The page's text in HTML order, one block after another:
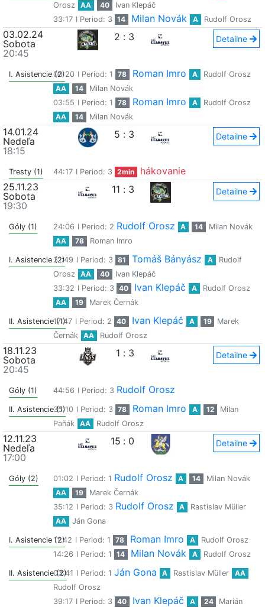
Orosz
AA 40
Ivan Klepáč
33:17 I Period: 3 14 Milan Novák A Rudolf Orosz
03.02.24
Sobota
20:45
2 : 3 Detailne
I. Asistencie (2)00:20 I Period: 1 78 Roman Imro A
Rudolf Orosz
AA
14
Milan Novák
03:55 I Period: 1 78 Roman Imro A
Rudolf Orosz
AA
14 Milan Novák
14.01.24
Nedeľa
18:15
5 : 3 Detailne
Tresty (1) 44:17 I Period: 3 2min
hákovanie
25.11.23
Sobota
19:30
11 : 3 Detailne
Góly (1) 24:06 I Period: 2 Rudolf Orosz A 14
Milan Novák
AA
78 Roman Imro
I. Asistencie (2)
31:49 I Period: 3 81 Tomáš Bányász A
Rudolf
Orosz
AA 40
Ivan Klepáč
33:32 I Period: 3 40 Ivan Klepáč A
Rudolf Orosz
AA
19 Marek Černák
II. Asistencie (1)
17:47 I Period: 2 40 Ivan Klepáč A 19
Marek
Černák
AA Rudolf Orosz
18.11.23
Sobota
20:45
1 : 3 Detailne
Góly (1) 44:56 I Period: 3 Rudolf Orosz
II. Asistencie (1)
35:10 I Period: 3 78 Roman Imro A 12
Milan
Paňák
AA Rudolf Orosz
12.11.23
Nedeľa
17:00
15 : 0 Detailne
Góly (2) 01:02 I Period: 1 Rudolf Orosz A 14
Milan Novák
AA
19
Marek Černák
35:12 I Period: 3 Rudolf Orosz A
Rastislav Müller
AA
Ján Gona
I. Asistencie (2)
11:42 I Period: 1 78 Roman Imro A
Rudolf Orosz
14:26 I Period: 1 14 Milan Novák A Rudolf Orosz
II. Asistencie (2)
03:41 I Period: 1 Ján Gona A Rastislav Müller
AA
Rudolf Orosz
39:17 I Period: 3 40 Ivan Klepáč A 24
Marián